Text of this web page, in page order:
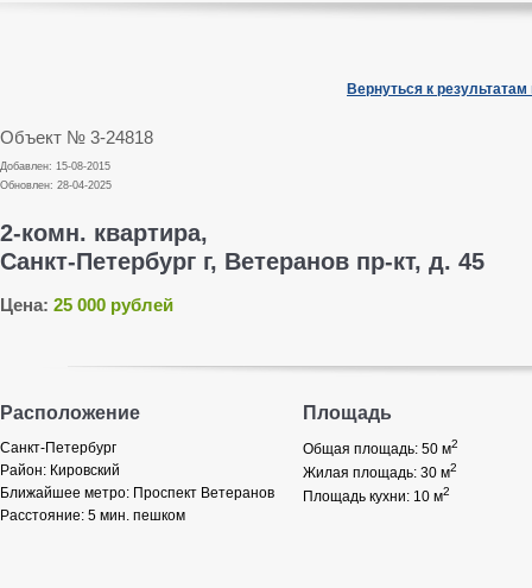
Вернуться к результатам
Объект № 3-24818
Добавлен: 15-08-2015
Обновлен: 28-04-2025
2-комн. квартира,
Санкт-Петербург г, Ветеранов пр-кт, д. 45
Цена: 25 000 рублей
Расположение
Санкт-Петербург
Район: Кировский
Ближайшее метро: Проспект Ветеранов
Расстояние: 5 мин. пешком
Площадь
Общая площадь: 50 м2
Жилая площадь: 30 м2
Площадь кухни: 10 м2